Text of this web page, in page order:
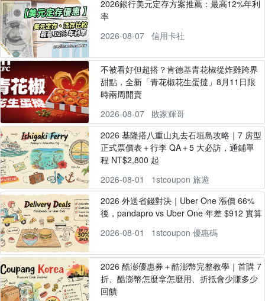
2026銀行美元定存方案推薦：最高12%年利
率
2026-08-07
信用卡社
不被看好但超搭？肯德基青花椒從炸雞跨界
甜點，全新「青花椒花生蛋撻」8月11日限
時兩周開賣
2026-08-07
敗家輝哥
2026 基隆搭八重山丸去石垣島攻略｜7 房型
正式票價表＋行李 QA＋5 大必訪，通鋪單
程 NT$2,800 起
2026-08-01
1stcoupon 旅遊
2026 外送省錢對決｜Uber One 漲價 66%
後，pandapro vs Uber One 年差 $912 實算
2026-08-01
1stcoupon 優惠碼
2026 酷澎優惠券＋酷澎幣完整教學｜首購 7
折、酷澎幣怎麼拿怎麼用、折抵會少賺多少
回饋